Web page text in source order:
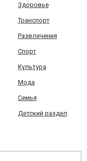
Здоровье
Транспорт
Развлечения
Спорт
Культура
Мода
Семья
Детский раздел